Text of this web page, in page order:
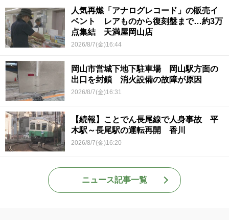
人気再燃「アナログレコード」の販売イ
ベント レアものから復刻盤まで…約3万
点集結 天満屋岡山店
2026/8/7(金)16:44
岡山市営城下地下駐車場 岡山駅方面の
出口を封鎖 消火設備の故障が原因
2026/8/7(金)16:31
【続報】ことでん長尾線で人身事故 平
木駅～長尾駅の運転再開 香川
2026/8/7(金)16:20
ニュース記事一覧